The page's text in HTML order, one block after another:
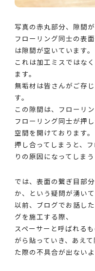
写真の赤丸部分、隙間
フローリング同士の表
は隙間が空いています。
これは加工ミスではな
ます。
無垢材は皆さんがご存
す。
この隙間は、フローリ
フローリング同士が押
空間を開けております。
押し合ってしまうと、
りの原因になってしま
では、表面の繋ぎ目部
か、という疑問が湧い
以前、ブログでお話し
グを施工する際、
スペーサーと呼ばれる
がら貼っていき、あえ
た際の不具合が出ない